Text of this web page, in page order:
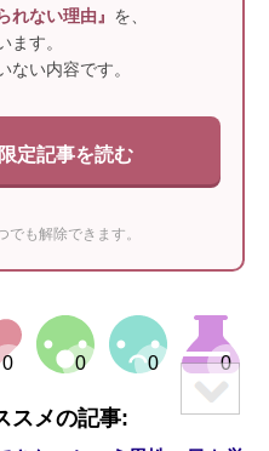
れない理由』 を、
ます。
ない内容です。
定記事を読む
でも解除できます。
スメの記事: